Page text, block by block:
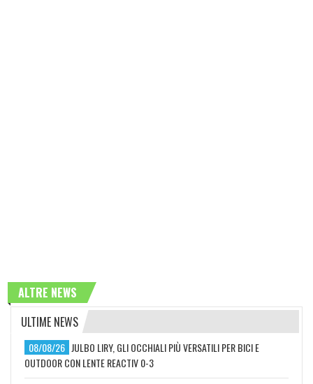
ALTRE NEWS
ULTIME NEWS
08/08/26 JULBO LIRY, GLI OCCHIALI PIÙ VERSATILI PER BICI E
OUTDOOR CON LENTE REACTIV 0-3